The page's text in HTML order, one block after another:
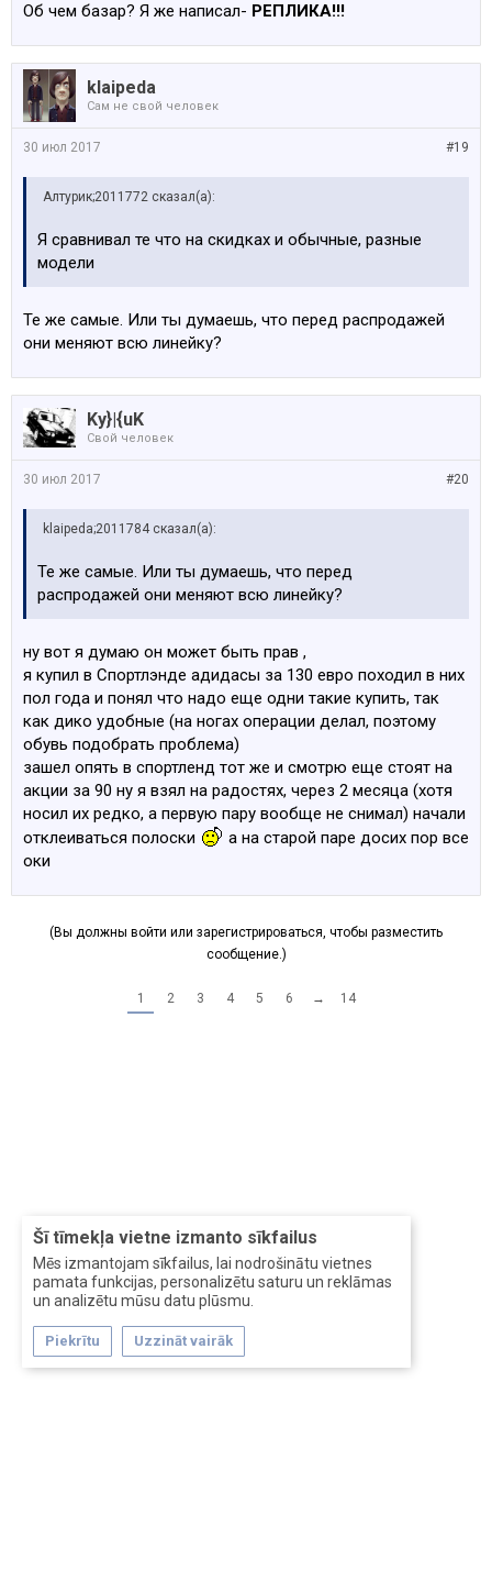
Šī tīmekļa vietne izmanto sīkfailus
Mēs izmantojam sīkfailus, lai nodrošinātu vietnes
pamata funkcijas, personalizētu saturu un reklāmas
un analizētu mūsu datu plūsmu.
Piekrītu Uzzināt vairāk
Об чем базар? Я же написал- РЕПЛИКА!!!
klaipeda
Сам не свой человек
#19
30 июл 2017
Алтурик;2011772 сказал(а):
Я сравнивал те что на скидках и обычные, разные
модели
Те же самые. Или ты думаешь, что перед распродажей
они меняют всю линейку?
Ky}|{uK
Свой человек
#20
30 июл 2017
klaipeda;2011784 сказал(а):
Те же самые. Или ты думаешь, что перед
распродажей они меняют всю линейку?
ну вот я думаю он может быть прав ,
я купил в Спортлэнде адидасы за 130 евро походил в них
пол года и понял что надо еще одни такие купить, так
как дико удобные (на ногах операции делал, поэтому
обувь подобрать проблема)
зашел опять в спортленд тот же и смотрю еще стоят на
акции за 90 ну я взял на радостях, через 2 месяца (хотя
носил их редко, а первую пару вообще не снимал) начали
отклеиваться полоски
а на старой паре досих пор все
оки
(Вы должны войти или зарегистрироваться, чтобы разместить
сообщение.)
1 2 3 4 5 6 → 14